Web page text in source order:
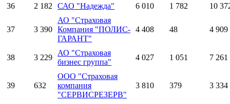
36 2 182 САО "Надежда" 6 010 1 782 10
37 3 390
АО "Страховая
Компания "ПОЛИС-
ГАРАНТ"
4 408 48 4 909
38 3 229
АО "Страховая
бизнес группа"
4 027 1 051 7 261
39 632
ООО "Страховая
компания
"СЕРВИСРЕЗЕРВ"
3 810 379 3 334